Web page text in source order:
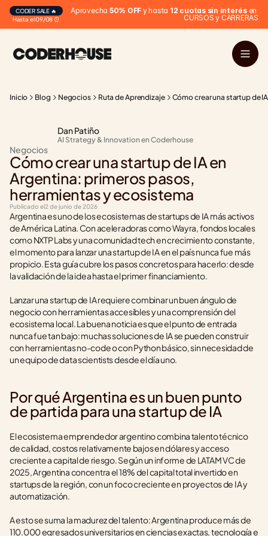
Hasta el 09/08 ⏰
CODER SALE 🔥 Aprovecha 50% OFF y hasta 12 cuotas sin interés en
CURSOS y CARRERAS
Inicio Blog Negocios Ruta de Aprendizaje Cómo crear una startup de
Dan Patiño
AI Strategy & Innovation en Coderhouse
Negocios
Cómo crear una startup de IA en
Argentina: primeros pasos,
herramientas y ecosistema
Publicado el2 de junio de 2026
Argentina es uno de los ecosistemas de startups de IA más activos
de América Latina. Con aceleradoras como Wayra, fondos locales
como NXTP Labs y una comunidad tech en crecimiento constante,
el momento para lanzar una startup de IA en el país nunca fue más
propicio. Esta guía cubre los pasos concretos para hacerlo: desde
la validación de la idea hasta el primer financiamiento.
Lanzar una startup de IA requiere combinar un buen ángulo de
negocio con herramientas accesibles y una comprensión del
ecosistema local. La buena noticia es que el punto de entrada
nunca fue tan bajo: muchas soluciones de IA se pueden construir
con herramientas no-code o con Python básico, sin necesidad de
un equipo de data scientists desde el día uno.
Por qué Argentina es un buen punto
de partida para una startup de IA
El ecosistema emprendedor argentino combina talento técnico
de calidad, costos relativamente bajos en dólares y acceso
creciente a capital de riesgo. Según un informe de LATAM VC de
2025, Argentina concentra el 18% del capital total invertido en
startups de la región, con un foco creciente en proyectos de IA y
automatización.
A esto se suma la madurez del talento: Argentina produce más de
110.000 egresados universitarios en ciencias exactas, tecnología e